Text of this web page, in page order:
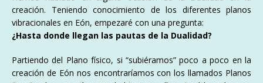
creación. Teniendo conocimiento de los diferentes planos
vibracionales en Eón, empezaré con una pregunta:
¿Hasta donde llegan las pautas de la Dualidad?
Partiendo del Plano físico, si “subiéramos” poco a poco en la
creación de Eón nos encontraríamos con los llamados Planos